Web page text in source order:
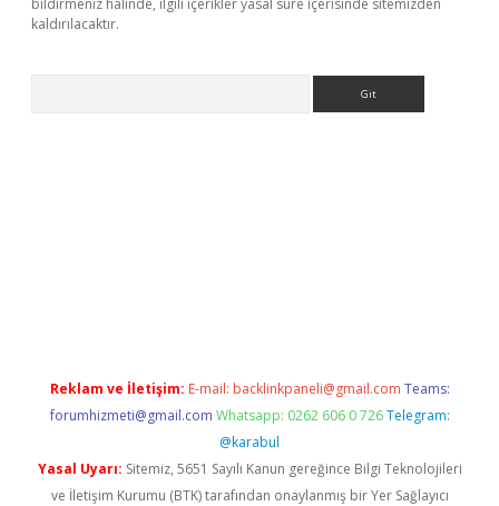
bildirmeniz halinde, ilgili içerikler yasal süre içerisinde sitemizden
kaldırılacaktır.
Reklam ve İletişim: E-mail: backlinkpaneli@gmail.com Teams:
forumhizmeti@gmail.com Whatsapp: 0262 606 0 726 Telegram:
@karabul
Yasal Uyarı: Sitemiz, 5651 Sayılı Kanun gereğince Bilgi Teknolojileri
ve İletişim Kurumu (BTK) tarafından onaylanmış bir Yer Sağlayıcı